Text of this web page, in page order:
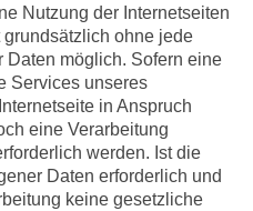
Nutzung der Internetseiten
ohne jede
möglich. Sofern eine
Services unseres
in Anspruch
eine Verarbeitung
werden. Ist die
Daten erforderlich und
keine gesetzliche